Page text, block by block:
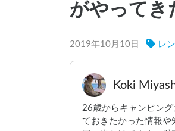
がやってき
2019年10月10日 レ
Koki
26歳からキャンピン
ておきたかった情報や